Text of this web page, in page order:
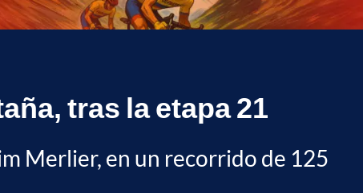
tras la etapa 21
Merlier, en un recorrido de 125